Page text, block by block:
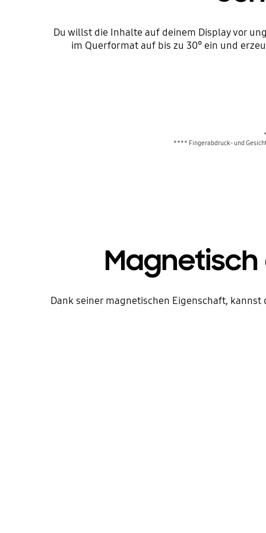
Du willst die Inhalte auf deinem Display vor
im Querformat auf bis zu 30° ein und
**** Fingerabdruck- und
Dank seiner magnetischen Eigenschaft,